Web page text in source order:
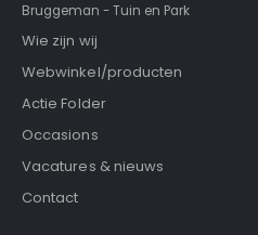
Bruggeman - Tuin en Park
Wie zijn wij
Webwinkel/producten
Actie Folder
Occasions
Vacatures & nieuws
Contact